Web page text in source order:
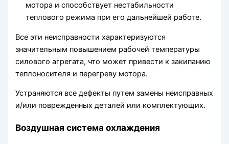
мотора и способствует нестабильности
теплового режима при его дальнейшей работе.
Все эти неисправности характеризуются
значительным повышением рабочей температуры
силового агрегата, что может привести к закипанию
теплоносителя и перегреву мотора.
Устраняются все дефекты путем замены неисправных
и/или поврежденных деталей или комплектующих.
Воздушная система охлаждения